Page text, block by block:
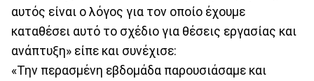
αυτός είναι ο λόγος για τον οποίο έχουμε
καταθέσει αυτό το σχέδιο για θέσεις εργασίας και
ανάπτυξη» είπε και συνέχισε:
«Την περασμένη εβδομάδα παρουσιάσαμε και